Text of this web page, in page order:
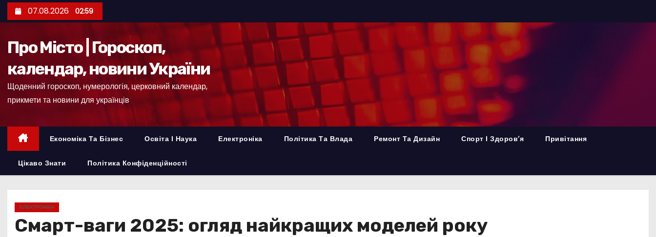
е
к
07.08.2026 02:59
Про Місто | Гороскоп,
календар, новини України
Щоденний гороскоп, нумерологія, церковний календар,
прикмети та новини для українців
Економіка Та Бізнес Освіта І Наука Електроніка Політика Та Влада Ремонт Та Дизайн Спорт І Здоров’я Привітання
Цікаво Знати Політика Конфіденційності
ЕЛЕКТРОНІКА
Смарт-ваги 2025: огляд найкращих моделей року